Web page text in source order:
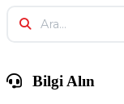
Bilgi Alın